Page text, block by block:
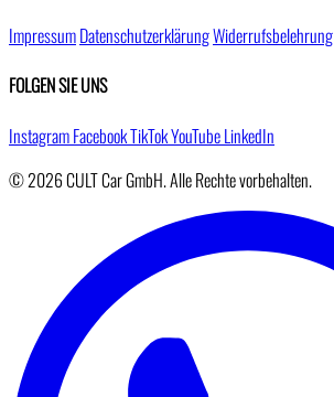
ImpressumDatenschutzerklärungWiderrufsbelehrung
FOLGEN SIE UNS
InstagramFacebookTikTokYouTubeLinkedIn
© 2026 CULT Car GmbH. Alle Rechte vorbehalten.